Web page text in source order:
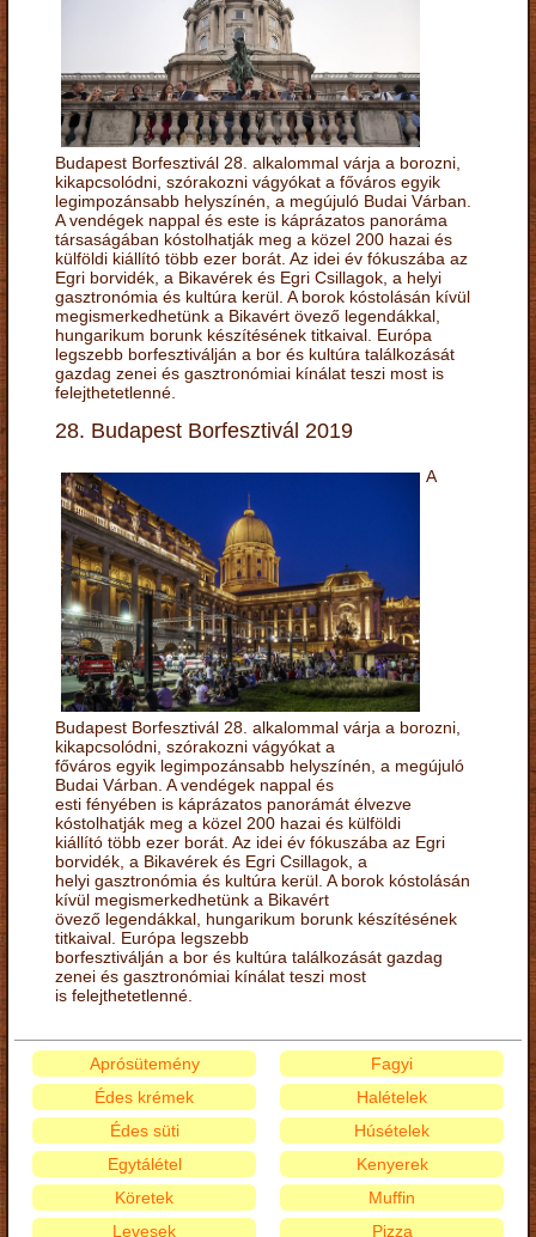
Budapest Borfesztivál 28. alkalommal várja a borozni,
kikapcsolódni, szórakozni vágyókat a főváros egyik
legimpozánsabb helyszínén, a megújuló Budai Várban.
A vendégek nappal és este is káprázatos panoráma
társaságában kóstolhatják meg a közel 200 hazai és
külföldi kiállító több ezer borát. Az idei év fókuszába az
Egri borvidék, a Bikavérek és Egri Csillagok, a helyi
gasztronómia és kultúra kerül. A borok kóstolásán kívül
megismerkedhetünk a Bikavért övező legendákkal,
hungarikum borunk készítésének titkaival. Európa
legszebb borfesztiválján a bor és kultúra találkozását
gazdag zenei és gasztronómiai kínálat teszi most is
felejthetetlenné.
28. Budapest Borfesztivál 2019
A
Budapest Borfesztivál 28. alkalommal várja a borozni,
kikapcsolódni, szórakozni vágyókat a
főváros egyik legimpozánsabb helyszínén, a megújuló
Budai Várban. A vendégek nappal és
esti fényében is káprázatos panorámát élvezve
kóstolhatják meg a közel 200 hazai és külföldi
kiállító több ezer borát. Az idei év fókuszába az Egri
borvidék, a Bikavérek és Egri Csillagok, a
helyi gasztronómia és kultúra kerül. A borok kóstolásán
kívül megismerkedhetünk a Bikavért
övező legendákkal, hungarikum borunk készítésének
titkaival. Európa legszebb
borfesztiválján a bor és kultúra találkozását gazdag
zenei és gasztronómiai kínálat teszi most
is felejthetetlenné.
Aprósütemény
Édes krémek
Édes süti
Egytálétel
Fagyi
Halételek
Húsételek
Kenyerek
Köretek
Levesek
Muffin
Pizza